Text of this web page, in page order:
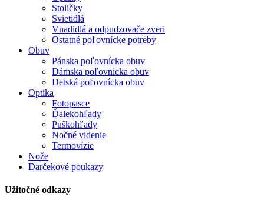
Stoličky
Svietidlá
Vnadidlá a odpudzovače zveri
Ostatné poľovnícke potreby
Obuv
Pánska poľovnícka obuv
Dámska poľovnícka obuv
Detská poľovnícka obuv
Optika
Fotopasce
Ďalekohľady
Puškohľady
Nočné videnie
Termovízie
Nože
Darčekové poukazy
Užitočné odkazy